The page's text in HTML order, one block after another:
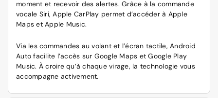
moment et recevoir des alertes. Grâce à la commande
vocale Siri, Apple CarPlay permet d’accéder à Apple
Maps et Apple Music.
Via les commandes au volant et l’écran tactile, Android
Auto facilite l’accès sur Google Maps et Google Play
Music. À croire qu’à chaque virage, la technologie vous
accompagne activement.